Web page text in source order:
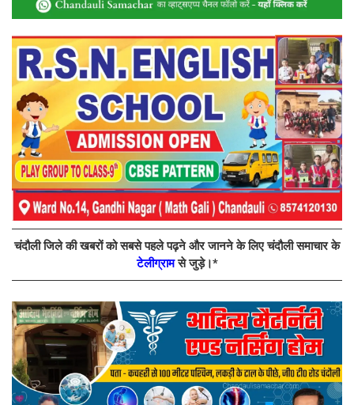
चंदौली जिले की खबरों को सबसे पहले पढ़ने और जानने के लिए चंदौली समाचार के
टेलीग्रामसे जुड़े।*